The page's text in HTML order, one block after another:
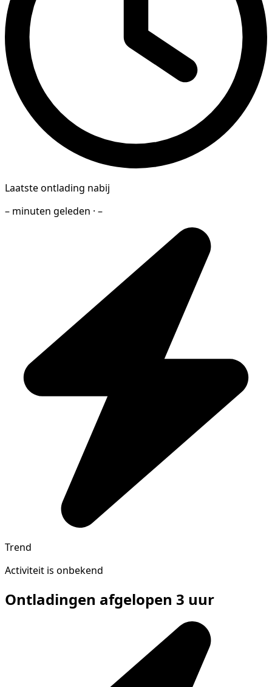
Laatste ontlading nabij
– minuten geleden · –
Trend
Activiteit is onbekend
Ontladingen afgelopen 3 uur